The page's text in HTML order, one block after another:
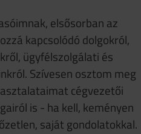
elsősorban az
kapcsolódó dolgokról,
ügyfélszolgálati és
Szívesen osztom meg
cégvezetői
is - ha kell, keményen
saját gondolatokkal.